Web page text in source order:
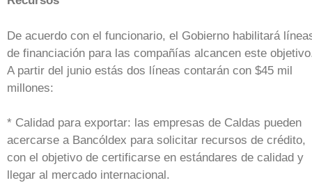
De acuerdo con el funcionario, el Gobierno habilitará
de financiación para las compañías alcancen este
A partir del junio estás dos líneas contarán con $45 mil
millones:
* Calidad para exportar: las empresas de Caldas pueden
acercarse a Bancóldex para solicitar recursos de crédito,
con el objetivo de certificarse en estándares de calidad y
llegar al mercado internacional.